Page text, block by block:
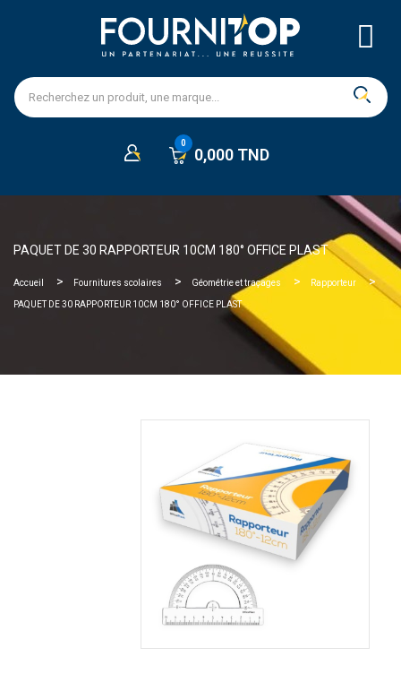
0,000 TND
PAQUET DE 30 RAPPORTEUR 10CM 180° OFFICE PLAST
Accueil Fournitures scolaires Géométrie et traçages Rapporteur
PAQUET DE 30 RAPPORTEUR 10CM 180° OFFICE PLAST